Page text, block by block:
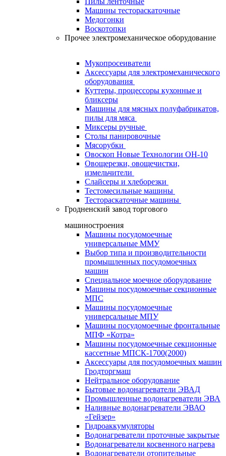
Машины тестораскаточные
Медогонки
Воскотопки
Прочее электромеханическое оборудование
Мукопросеиватели
Аксессуары для электромеханического
оборудования
Куттеры, процессоры кухонные и
бликсеры
Машины для мясных полуфабрикатов,
пилы для мяса
Миксеры ручные
Столы панировочные
Мясорубки
Овоскоп Новые Технологии ОН-10
Овощерезки, овощечистки,
измельчители
Слайсеры и хлеборезки
Тестомесильные машины
Тестораскаточные машины
Гродненский завод торгового
машиностроения
Машины посудомоечные
универсальные ММУ
Выбор типа и производительности
промышленных посудомоечных
машин
Специальное моечное оборудование
Машины посудомоечные секционные
МПС
Машины посудомоечные
универсальные МПУ
Машины посудомоечные фронтальные
МПФ «Котра»
Машины посудомоечные секционные
кассетные МПСК-1700(2000)
Аксессуары для посудомоечных машин
Гродторгмаш
Нейтральное оборудование
Бытовые водонагреватели ЭВАД
Промышленные водонагреватели ЭВА
Наливные водонагреватели ЭВАО
«Гейзер»
Гидроаккумуляторы
Водонагреватели проточные закрытые
Водонагреватели косвенного нагрева
Водонагреватели отопительные